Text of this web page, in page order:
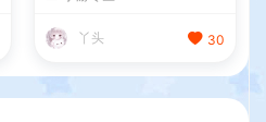
GM后台+管理后台+热更修改
工具+安卓+详细搭建教程
丫头 30